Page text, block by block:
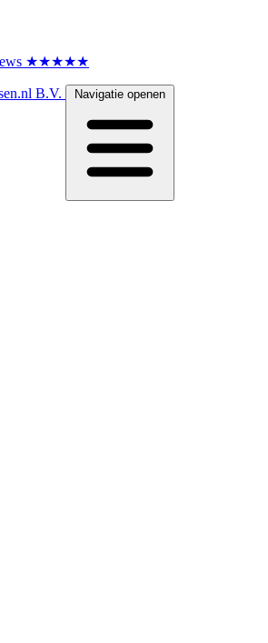
★★★★★
Navigatie openen